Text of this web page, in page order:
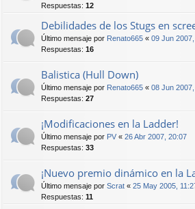
Respuestas: 12
Debilidades de los Stugs en
Último mensaje por Renato665 « 09 Jun
Respuestas: 16
Balistica (Hull Down)
Último mensaje por Renato665 « 08 Jun 2007,
Respuestas: 27
¡Modificaciones en la Ladder!
Último mensaje por PV « 26 Abr 2007, 20:07
Respuestas: 33
¡Nuevo premio dinámico en la
Último mensaje por Scrat « 25 May 2005,
Respuestas: 11